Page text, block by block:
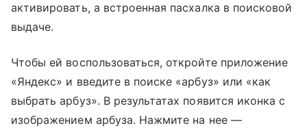
активировать, а встроенная пасхалка в поисковой
выдаче.
Чтобы ей воспользоваться, откройте приложение
«Яндекс» и введите в поиске «арбуз» или «как
выбрать арбуз». В результатах появится иконка с
изображением арбуза. Нажмите на нее —